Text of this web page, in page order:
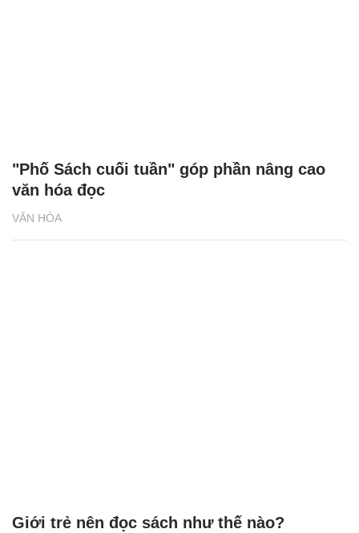
VĂN HÓA
"Phố Sách cuối tuần" góp phần nâng cao
văn hóa đọc
Giới trẻ nên đọc sách như thế nào?